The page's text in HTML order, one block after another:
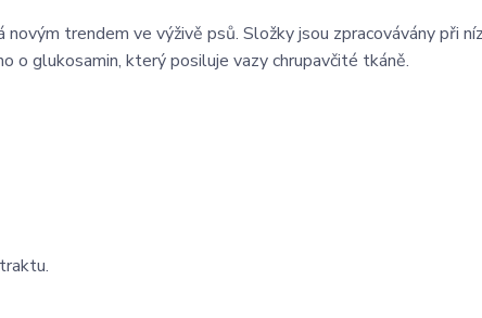
trendem ve výživě psů. Složky jsou zpracovávány při
o glukosamin, který posiluje vazy chrupavčité tkáně.